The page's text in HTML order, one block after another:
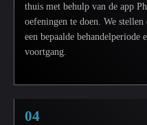
thuis met behulp van de app
oefeningen te doen. We
een bepaalde behandelperiode
voortgang.
04